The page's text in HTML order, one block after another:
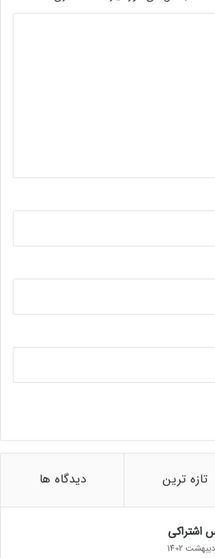
تازه ترین دیدگاه ها
اشتراکی